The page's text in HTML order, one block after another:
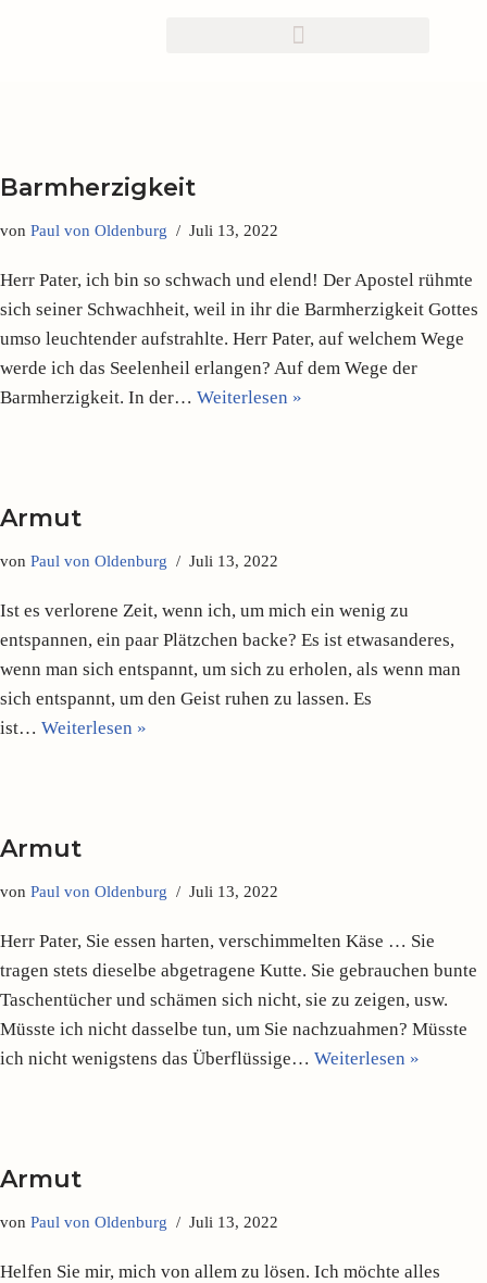
Barmherzigkeit
von Paul von Oldenburg Juli 13, 2022
Herr Pater, ich bin so schwach und elend! Der Apostel rühmte
sich seiner Schwachheit, weil in ihr die Barmherzigkeit Gottes
umso leuchtender auf­strahlte. Herr Pater, auf welchem Wege
werde ich das Seelenheil erlangen? Auf dem Wege der
Barmher­zigkeit. In der… Weiterlesen »
Armut
von Paul von Oldenburg Juli 13, 2022
Ist es verlorene Zeit, wenn ich, um mich ein wenig zu
entspannen, ein paar Plätzchen backe? Es ist etwasanderes,
wenn man sich entspannt, um sich zu erholen, als wenn man
sich entspannt, um den Geist ruhen zu lassen. Es
ist… Weiterlesen »
Armut
von Paul von Oldenburg Juli 13, 2022
Herr Pater, Sie essen harten, verschimmelten Käse … Sie
tragen stets dieselbe abgetragene Kutte. Sie gebrauchen bunte
Taschentücher und schämen sich nicht, sie zu zeigen, usw.
Müsste ich nicht dasselbe tun, um Sie nachzuahmen? Müsste
ich nicht wenig­stens das Überflüssige… Weiterlesen »
Armut
von Paul von Oldenburg Juli 13, 2022
Helfen Sie mir, mich von allem zu lösen. Ich möchte alles